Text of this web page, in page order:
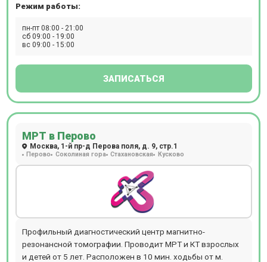
дом. Новое современное оборудование для проведения
ПЭТ-КТ, бронхоскопии, денситометрии, кольпоскопии,
спирометрии, кардиотокографии (КТГ), реовазографии
мониторирования (по Холтеру).
Режим работы:
пн-пт 08:00 - 21:00
сб 09:00 - 19:00
вс 09:00 - 15:00
ЗАПИСАТЬСЯ
МРТ в Перово
Москва, 1-й пр-д Перова поля, д. 9, стр.1
Перово Соколиная гора Стахановская Кусково
Профильный диагностический центр магнитно-
резонансной томографии. Проводит МРТ и КТ взрослых
и детей от 5 лет. Расположен в 10 мин. ходьбы от м.